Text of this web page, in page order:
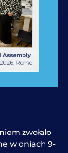
zwołało
w dniach 9-